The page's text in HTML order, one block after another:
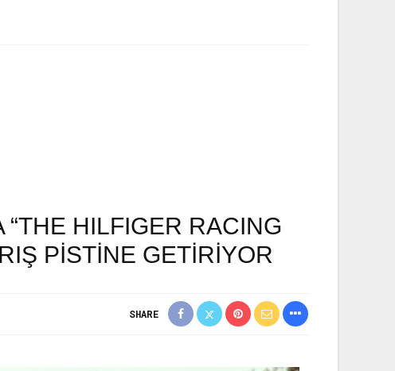
HILFIGER RACING
PİSTİNE GETİRİYOR
SHARE